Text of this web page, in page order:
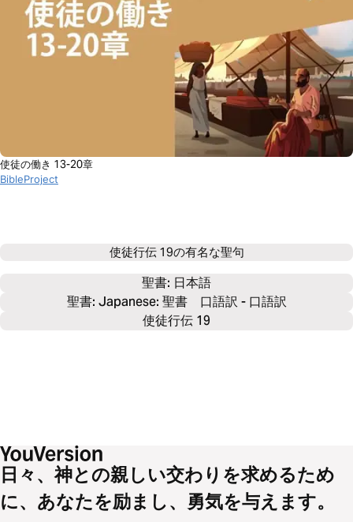
使徒の働き 13-20章
BibleProject
使徒行伝 19の有名な聖句
聖書: 日本語
聖書: Japanese: 聖書 口語訳 - 口語訳
使徒行伝 19
日々、神との親しい交わりを求めるため
に、あなたを励まし、勇気を与えます。